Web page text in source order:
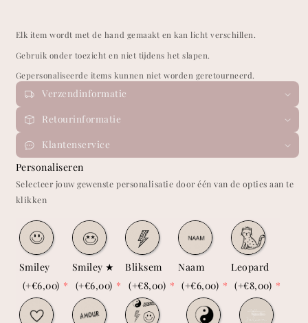
Elk item wordt met de hand gemaakt en kan licht verschillen.
Gebruik onder toezicht en niet tijdens het slapen.
Gepersonaliseerde items kunnen niet worden geretourneerd.
Verzendinformatie
Retourinformatie
Klantenservice
Personaliseren
Selecteer jouw gewenste personalisatie door één van de opties aan te
klikken
Smiley
(+€6,00)
Smiley ★
(+€6,00)
Bliksem
(+€8,00)
Naam
(+€6,00)
Leopard
(+€8,00)